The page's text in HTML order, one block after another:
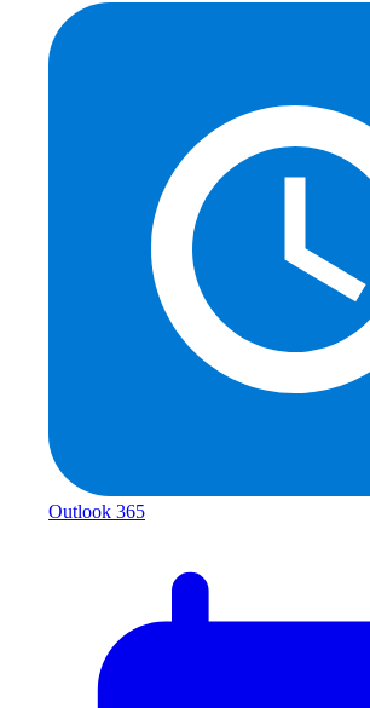
Outlook 365